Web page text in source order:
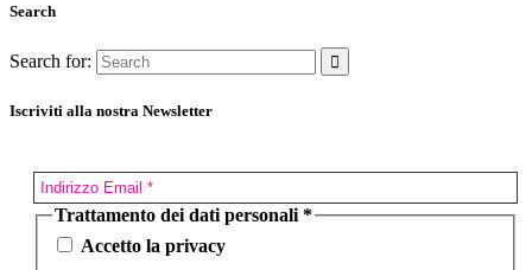
Search
Search for:
Iscriviti alla nostra Newsletter
Trattamento dei dati personali *
Accetto la privacy